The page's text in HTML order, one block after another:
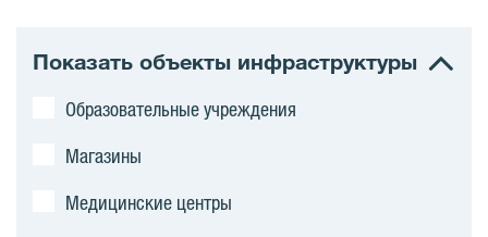
Показать объекты инфраструктуры
Образовательные учреждения
Магазины
Медицинские центры